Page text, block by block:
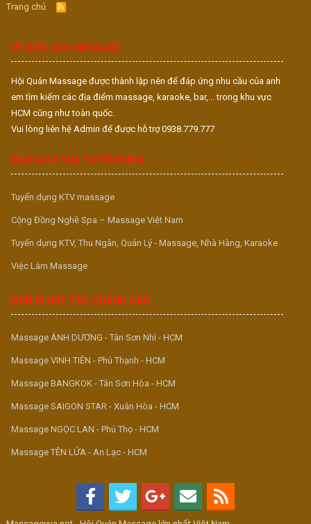
Trang chủ
R
S
VỀ DIỄN ĐÀN MASSAGE
Hội Quán Massage được thành lập nên để đáp ứng nhu cầu của anh
em tìm kiếm các địa điểm massage, karaoke, bar,... trong khu vực
HCM cũng như toàn quốc.
Vui lòng liên hệ Admin để được hỗ trợ 0938.779.777
MASSAGE VUA TUYỂN DỤNG
Tuyển dụng KTV massage
Cộng Đồng Nghề Spa – Massage Việt Nam
Tuyển dụng KTV, Thu Ngân, Quản Lý - Massage, Nhà Hàng, Karaoke
Việc Làm Massage
ĐƠN VỊ HỢP TÁC QUẢNG CÁO
Massage ÁNH DƯƠNG - Tân Sơn Nhì - HCM
Massage VINH TIÊN - Phú Thạnh - HCM
Massage BANGKOK - Tân Sơn Hòa - HCM
Massage SAIGON STAR - Xuân Hòa - HCM
Massage NGỌC LAN - Phú Thọ - HCM
Massage TÊN LỬA - An Lạc - HCM